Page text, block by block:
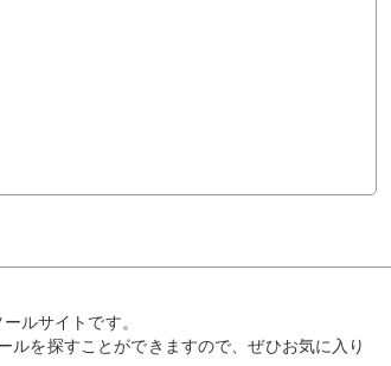
ルサイトです。
を探すことができますので、ぜひお気に入り